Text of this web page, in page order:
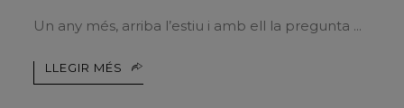
Un any més, arriba l’estiu i amb ell la pregunta
LLEGIR MÉS